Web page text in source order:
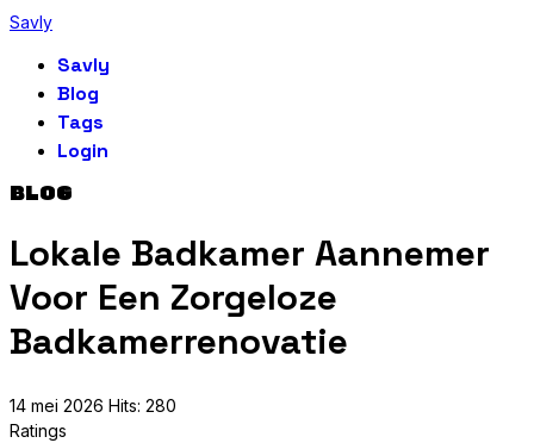
Savly
Savly
Blog
Tags
Login
BLOG
Lokale Badkamer Aannemer
Voor Een Zorgeloze
Badkamerrenovatie
14 mei 2026 Hits: 280
Ratings